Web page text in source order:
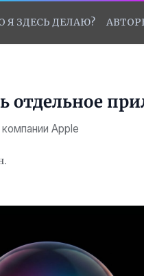
Я ЗДЕСЬ ДЕЛАЮ?
отдельное
Apple